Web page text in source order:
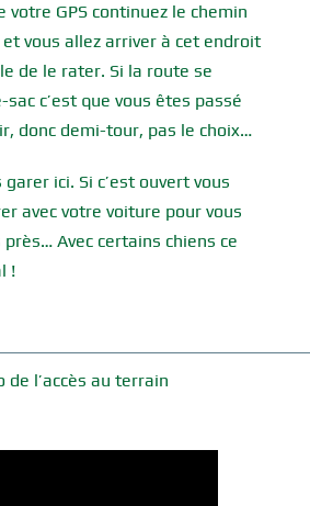
votre GPS continuez le chemin
et vous allez arriver à cet endroit
de le rater. Si la route se
c’est que vous êtes passé
donc demi-tour, pas le choix…
ici. Si c’est ouvert vous
avec votre voiture pour vous
Avec certains chiens ce
!
de l’accès au terrain